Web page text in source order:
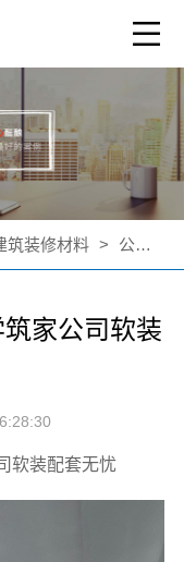
筑装修材料 > 公司新闻
家公司软装
软装配套无忧